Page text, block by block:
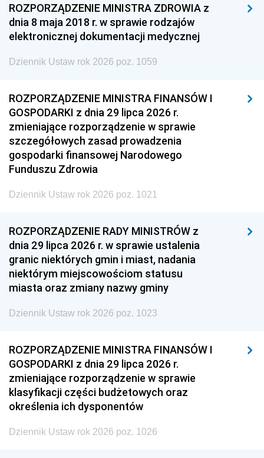
ROZPORZĄDZENIE MINISTRA ZDROWIA z
dnia 8 maja 2018 r. w sprawie rodzajów
elektronicznej dokumentacji medycznej
Dziennik Ustaw rok 2026 poz. 1059
ROZPORZĄDZENIE MINISTRA FINANSÓW I
GOSPODARKI z dnia 29 lipca 2026 r.
zmieniające rozporządzenie w sprawie
szczegółowych zasad prowadzenia
gospodarki finansowej Narodowego
Funduszu Zdrowia
Dziennik Ustaw rok 2026 poz. 1021
ROZPORZĄDZENIE RADY MINISTRÓW z
dnia 29 lipca 2026 r. w sprawie ustalenia
granic niektórych gmin i miast, nadania
niektórym miejscowościom statusu
miasta oraz zmiany nazwy gminy
Dziennik Ustaw rok 2026 poz. 1023
ROZPORZĄDZENIE MINISTRA FINANSÓW I
GOSPODARKI z dnia 29 lipca 2026 r.
zmieniające rozporządzenie w sprawie
klasyfikacji części budżetowych oraz
określenia ich dysponentów
Dziennik Ustaw rok 2026 poz. 1026